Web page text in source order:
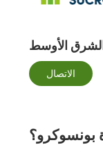
الأوسط
الاتصال
بونسوكرو؟